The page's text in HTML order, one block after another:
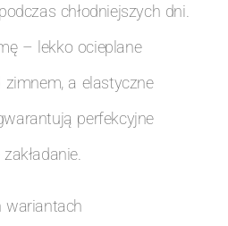
chłodniejszych dni.
– lekko ocieplane
a elastyczne
perfekcyjne
wariantach